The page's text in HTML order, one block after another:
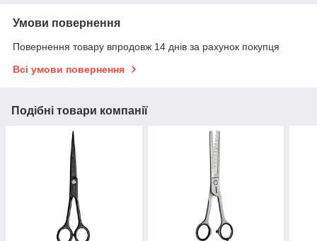
Умови повернення
Повернення товару впродовж 14 днів за рахунок покупця
Всі умови повернення
Подібні товари компанії